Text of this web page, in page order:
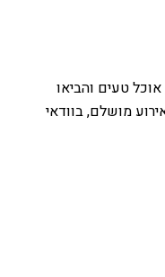
טעים והביאו
מושלם, בוודאי